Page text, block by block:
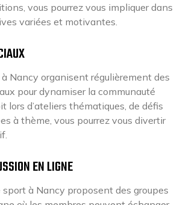
vous pourrez vous impliquer dans
variées et motivantes.
Nancy organisent régulièrement des
pour dynamiser la communauté
lors d’ateliers thématiques, de défis
à thème, vous pourrez vous divertir
EN LIGNE
à Nancy proposent des groupes